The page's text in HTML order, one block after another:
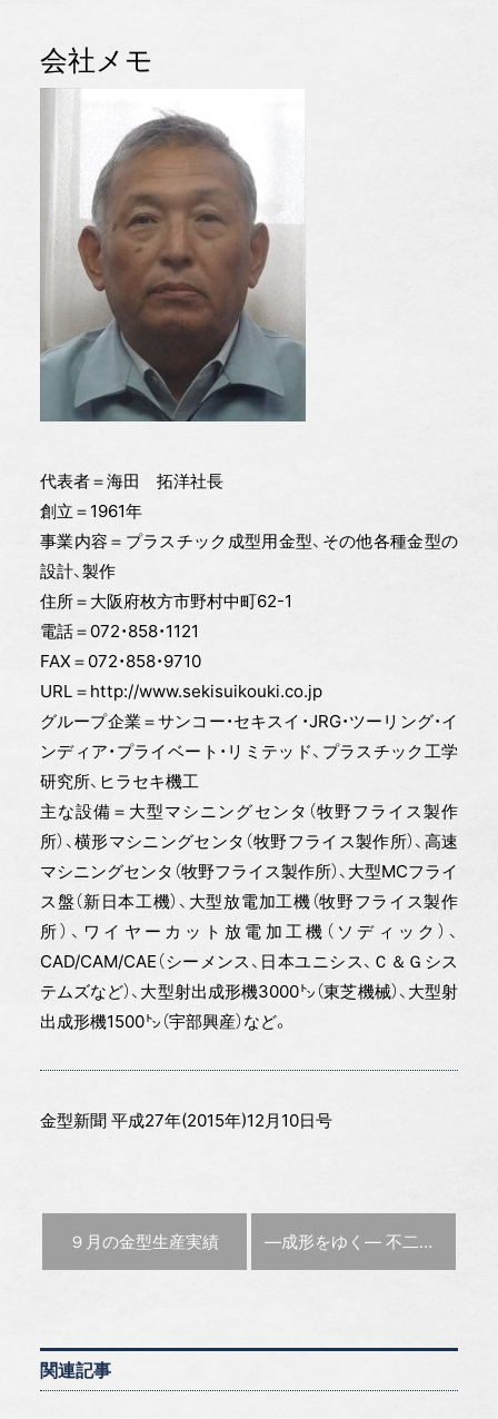
会社メモ
代表者＝海田 拓洋社長
創立＝1961年
事業内容＝プラスチック成型用金型、その他各種金型の
設計、製作
住所＝大阪府枚方市野村中町62-1
電話＝072・858・1121
FAX＝072・858・9710
URL＝http://www.sekisuikouki.co.jp
グループ企業＝サンコー・セキスイ・JRG・ツーリング・イ
ンディア・プライベート・リミテッド、プラスチック工学
研究所、ヒラセキ機工
主な設備＝大型マシニングセンタ（牧野フライス製作
所）、横形マシニングセンタ（牧野フライス製作所）、高速
マシニングセンタ（牧野フライス製作所）、大型MCフライ
ス盤（新日本工機）、大型放電加工機（牧野フライス製作
所）、ワイヤーカット放電加工機（ソディック）、
CAD/CAM/CAE（シーメンス、日本ユニシス、Ｃ＆Ｇシス
テムズなど）、大型射出成形機3000㌧（東芝機械）、大型射
出成形機1500㌧（宇部興産）など。
金型新聞 平成27年(2015年)12月10日号
前の記事 :
９月の金型生産実績 次の記事 :
―成形をゆく― 不二精工(大阪市西淀川区)
関連記事